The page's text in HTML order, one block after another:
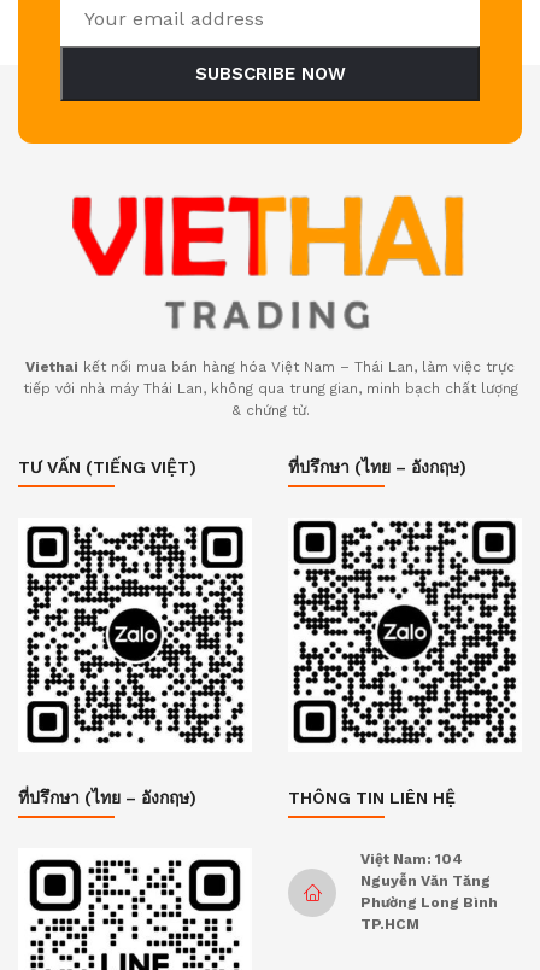
SUBSCRIBE NOW
Viethai kết nối mua bán hàng hóa Việt Nam – Thái Lan, làm việc trực
tiếp với nhà máy Thái Lan, không qua trung gian, minh bạch chất lượng
& chứng từ.
TƯ VẤN (TIẾNG VIỆT) ที่ปรึกษา (ไทย – อังกฤษ)
ที่ปรึกษา (ไทย – อังกฤษ) THÔNG TIN LIÊN HỆ
Việt Nam: 104
Nguyễn Văn Tăng
Phường Long Bình
TP.HCM